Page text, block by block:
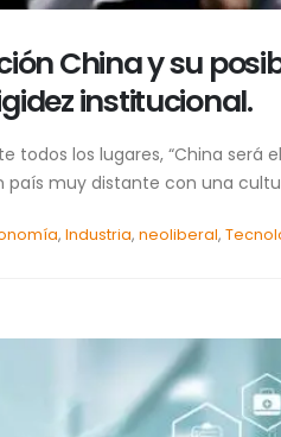
China y su
institucional.
los lugares, “China será
muy distante con una
,Industria,neoliberal,